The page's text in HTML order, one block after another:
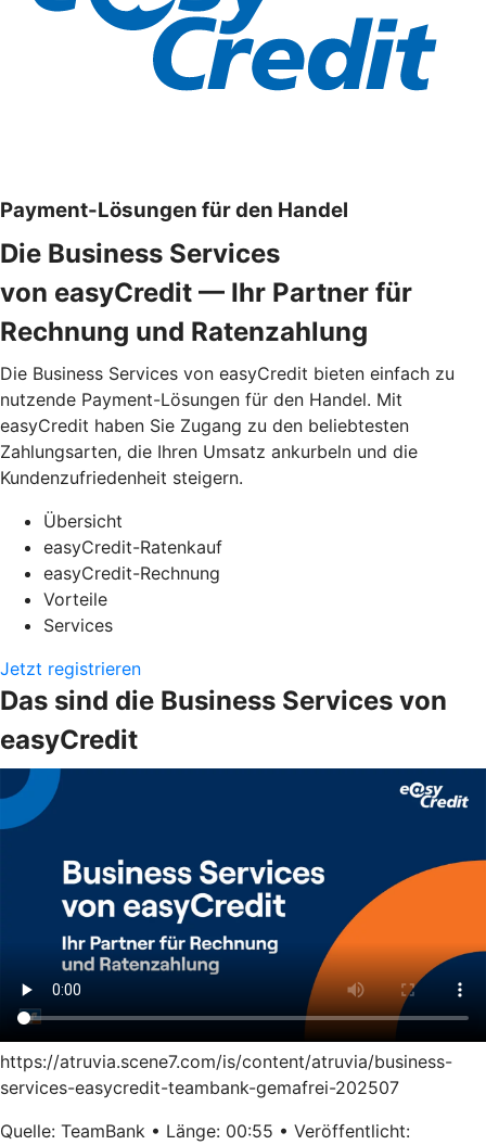
Payment-Lösungen für den Handel
Die Business Services
von easyCredit — Ihr Partner für
Rechnung und Ratenzahlung
Die Business Services von easyCredit bieten einfach zu
nutzende Payment-Lösungen für den Handel. Mit
easyCredit haben Sie Zugang zu den beliebtesten
Zahlungsarten, die Ihren Umsatz ankurbeln und die
Kundenzufriedenheit steigern.
Übersicht
easyCredit-Ratenkauf
easyCredit-Rechnung
Vorteile
Services
Jetzt registrieren
Das sind die Business Services von
easyCredit
https://atruvia.scene7.com/is/content/atruvia/business-
services-easycredit-teambank-gemafrei-202507
Quelle: TeamBank • Länge: 00:55 • Veröffentlicht: